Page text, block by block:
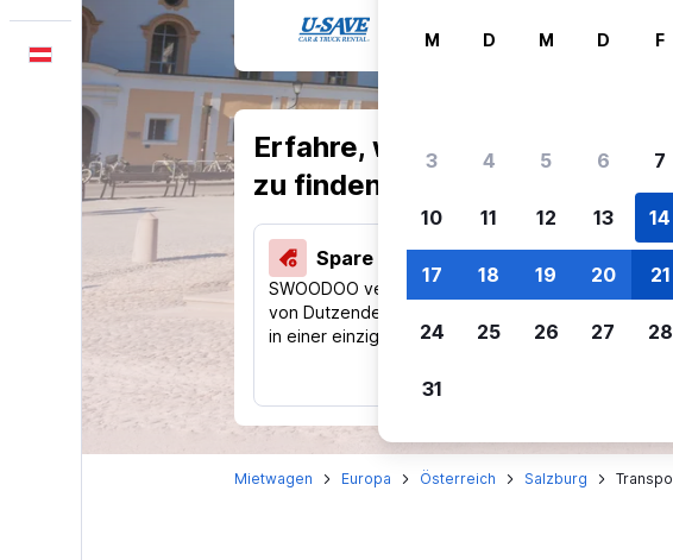
Erfahre, warum unsere
zu finden.
Spare 40 % und mehr
SWOODOO vergleicht Preise
von Dutzenden Reise-Websites
in einer einzigen Suche.
Lass dich
um kein
Mietwagen Europa Österreich Salzburg
M D M D F
3 4 5 6 7
10 11 12 13 14
17 18 19 20 21
24 25 26 27 28
31